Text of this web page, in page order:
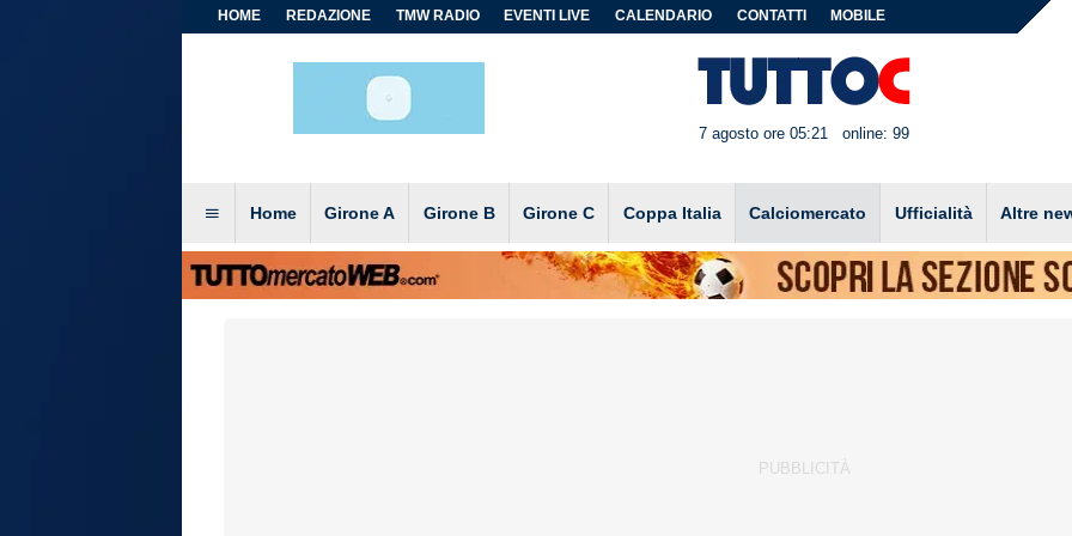
HOME REDAZIONE TMW RADIO EVENTI LIVE CALENDARIO CONTATTI MOBILE
7 agosto ore 05:21 online: 99
Home Girone A Girone B Girone C Coppa Italia Calciomercato Ufficialità Altre